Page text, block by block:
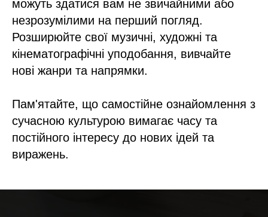
можуть здатися вам не звичайними або
незрозумілими на перший погляд.
Розширюйте свої музичні, художні та
кінематографічні уподобання, вивчайте
нові жанри та напрямки.
Пам'ятайте, що самостійне ознайомлення з
сучасною культурою вимагає часу та
постійного інтересу до нових ідей та
виражень.